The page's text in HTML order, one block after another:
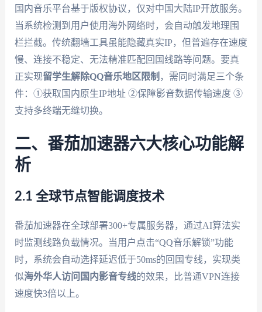
国内音乐平台基于版权协议，仅对中国大陆IP开放服务。
当系统检测到用户使用海外网络时，会自动触发地理围
栏拦截。传统翻墙工具虽能隐藏真实IP，但普遍存在速度
慢、连接不稳定、无法精准匹配回国线路等问题。要真
正实现留学生解除QQ音乐地区限制 ，需同时满足三个条
件：①获取国内原生IP地址 ②保障影音数据传输速度 ③
支持多终端无缝切换。
二、番茄加速器六大核心功能解
析
2.1 全球节点智能调度技术
番茄加速器在全球部署300+专属服务器，通过AI算法实
时监测线路负载情况。当用户点击“QQ音乐解锁”功能
时，系统会自动选择延迟低于50ms的回国专线，实现类
似海外华人访问国内影音专线的效果，比普通VPN连接
速度快3倍以上。